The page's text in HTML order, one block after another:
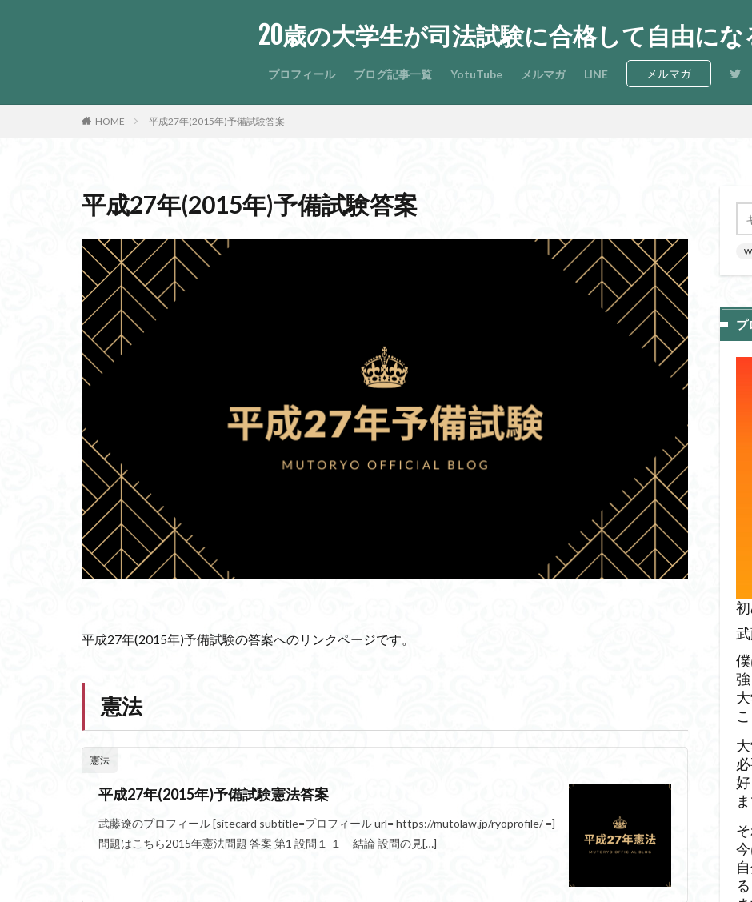
20歳の大学生が司法試験に合格して自由にな
プロフィール ブログ記事一覧 YotuTube メルマガ LINE メルマガ
HOME 平成27年(2015年)予備試験答案
平成27年(2015年)予備試験答案
平成27年(2015年)予備試験の答案へのリンクページです。
憲法
憲法
平成27年(2015年)予備試験憲法答案
武藤遼のプロフィール [sitecard subtitle=プロフィール url= https://mutolaw.jp/ryoprofile/ =]
問題はこちら2015年憲法問題 答案 第1 設問１ １ 結論 設問の見[…]
プ
初